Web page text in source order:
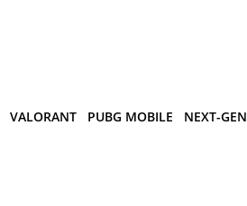
VALORANT PUBG MOBILE NEXT-GEN